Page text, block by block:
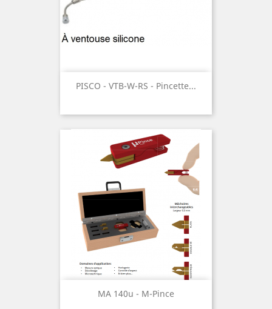
PISCO - VTB-W-RS - Pincette...
MA 140u - Μ-Pince